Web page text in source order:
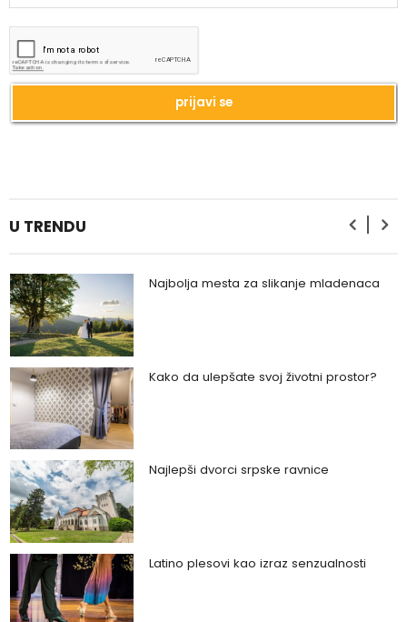
U TRENDU
Bukmarker #3: Rej Bredberi - Kako biti
luđi od kapetana Ahaba
Najbolja mesta za slikanje mladenaca
Kako da ulepšate svoj životni prostor?
Najlepši dvorci srpske ravnice
Latino plesovi kao izraz senzualnosti